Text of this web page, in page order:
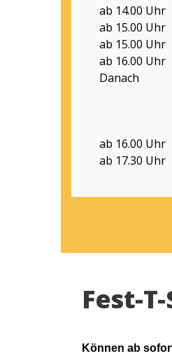
ab 14.00
ab 15.00
ab 15.00
ab 16.00
Danach
ab 16.00
ab 17.30
Fest-
Können ab